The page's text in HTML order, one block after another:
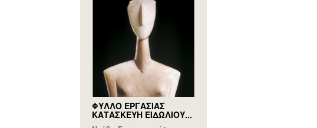
ΦΥΛΛΟ ΕΡΓΑΣΙΑΣ
ΚΑΤΑΣΚΕΥΗ ΕΙΔΩΛΙΟΥ...